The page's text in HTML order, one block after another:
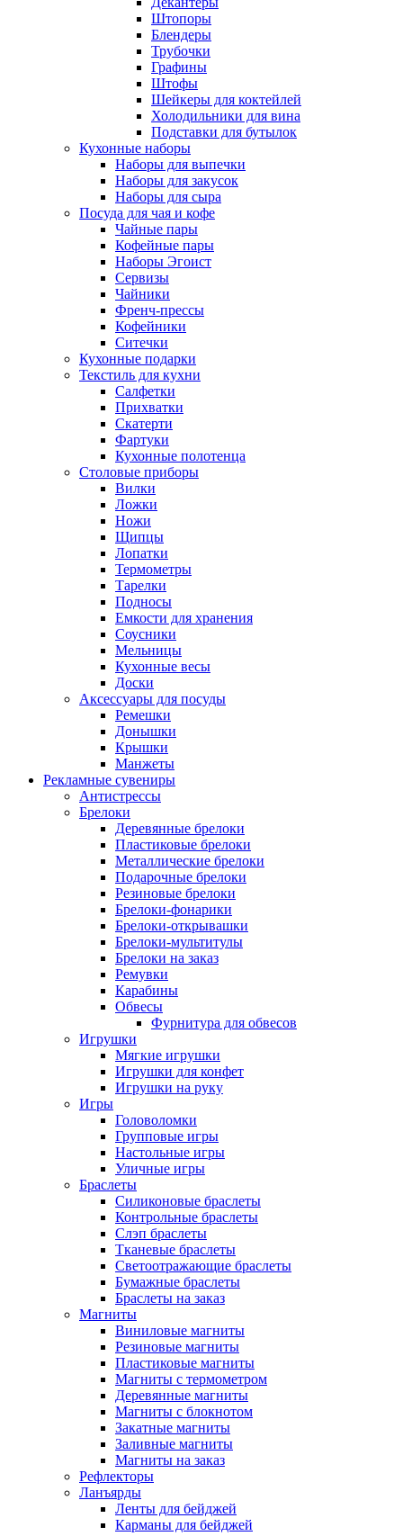
Штопоры
Блендеры
Трубочки
Графины
Штофы
Шейкеры для коктейлей
Холодильники для вина
Подставки для бутылок
Кухонные наборы
Наборы для выпечки
Наборы для закусок
Наборы для сыра
Посуда для чая и кофе
Чайные пары
Кофейные пары
Наборы Эгоист
Сервизы
Чайники
Френч-прессы
Кофейники
Ситечки
Кухонные подарки
Текстиль для кухни
Салфетки
Прихватки
Скатерти
Фартуки
Кухонные полотенца
Столовые приборы
Вилки
Ложки
Ножи
Щипцы
Лопатки
Термометры
Тарелки
Подносы
Емкости для хранения
Соусники
Мельницы
Кухонные весы
Доски
Аксессуары для посуды
Ремешки
Донышки
Крышки
Манжеты
Рекламные сувениры
Антистрессы
Брелоки
Деревянные брелоки
Пластиковые брелоки
Металлические брелоки
Подарочные брелоки
Резиновые брелоки
Брелоки-фонарики
Брелоки-открывашки
Брелоки-мультитулы
Брелоки на заказ
Ремувки
Карабины
Обвесы
Фурнитура для обвесов
Игрушки
Мягкие игрушки
Игрушки для конфет
Игрушки на руку
Игры
Головоломки
Групповые игры
Настольные игры
Уличные игры
Браслеты
Силиконовые браслеты
Контрольные браслеты
Слэп браслеты
Тканевые браслеты
Светоотражающие браслеты
Бумажные браслеты
Браслеты на заказ
Магниты
Виниловые магниты
Резиновые магниты
Пластиковые магниты
Магниты с термометром
Деревянные магниты
Магниты с блокнотом
Закатные магниты
Заливные магниты
Магниты на заказ
Рефлекторы
Ланъярды
Ленты для бейджей
Карманы для бейджей